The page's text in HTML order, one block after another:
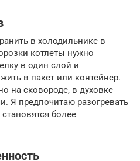
в холодильнике в
котлеты нужно
в один слой и
в пакет или контейнер.
на сковороде, в духовке
Я предпочитаю разогревать
более